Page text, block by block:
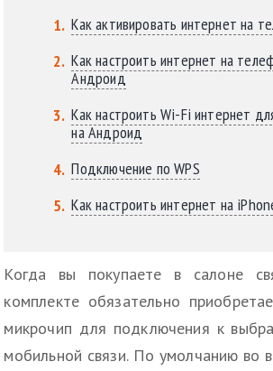
Как активировать интернет на
Как настроить интернет на
Андроид
Как настроить Wi-Fi интернет
на Андроид
Подключение по WPS
Как настроить интернет на
Когда вы покупаете в салоне
комплекте обязательно
микрочип для подключения к
мобильной связи. По умолчанию во